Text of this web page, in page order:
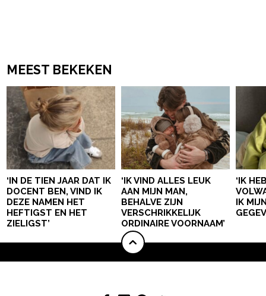
MEEST BEKEKEN
‘IN DE TIEN JAAR DAT IK
DOCENT BEN, VIND IK
DEZE NAMEN HET
HEFTIGST EN HET
ZIELIGST’
‘IK VIND ALLES LEUK
AAN MIJN MAN,
BEHALVE ZIJN
VERSCHRIKKELIJK
ORDINAIRE VOORNAAM’
‘IK
IK